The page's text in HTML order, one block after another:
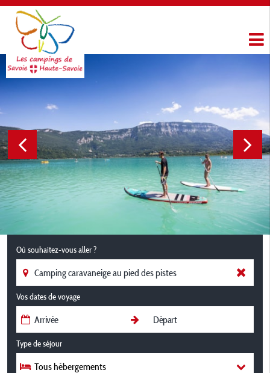
Où souhaitez-vous aller ?
Vos dates de voyage
Type de séjour
Tous hébergements